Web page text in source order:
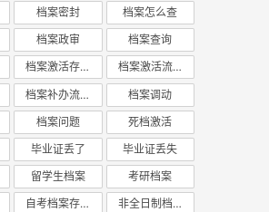
档案密封 档案怎么查
档案政审 档案查询
档案激活存放 档案激活流程
档案补办流程 档案调动
档案问题 死档激活
毕业证丢了 毕业证丢失
留学生档案 考研档案
自考档案存放 非全日制档案